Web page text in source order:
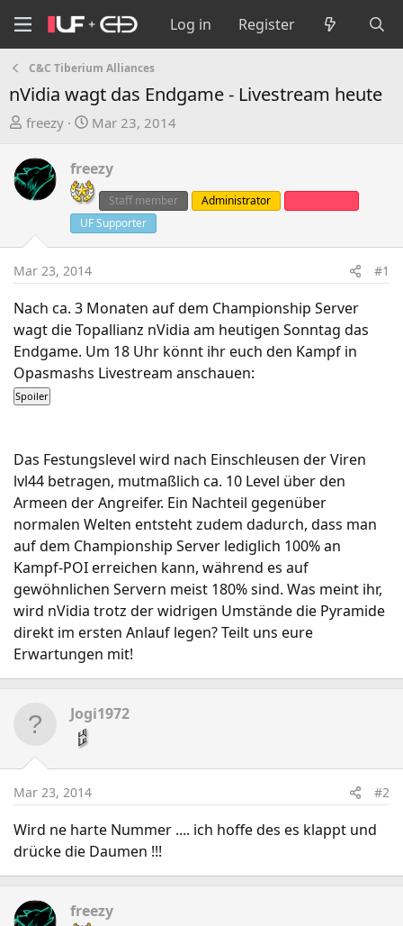
Log in Register
C&C Tiberium Alliances
nVidia wagt das Endgame - Livestream heute
T
r
e
a
s
a
t
e
r
freezy
S
r
t
d
e
Mar 23, 2014
freezy
Staff member Administrator
UF Supporter
Mar 23, 2014 #1
Nach ca. 3 Monaten auf dem Championship Server
wagt die Topallianz nVidia am heutigen Sonntag das
Endgame. Um 18 Uhr könnt ihr euch den Kampf in
Opasmashs Livestream anschauen:
Das Festungslevel wird nach Einschleusen der Viren
lvl44 betragen, mutmaßlich ca. 10 Level über den
Armeen der Angreifer. Ein Nachteil gegenüber
normalen Welten entsteht zudem dadurch, dass man
auf dem Championship Server lediglich 100% an
Kampf-POI erreichen kann, während es auf
gewöhnlichen Servern meist 180% sind. Was meint ihr,
wird nVidia trotz der widrigen Umstände die Pyramide
direkt im ersten Anlauf legen? Teilt uns eure
Erwartungen mit!
Jogi1972
Mar 23, 2014 #2
Wird ne harte Nummer .... ich hoffe des es klappt und
drücke die Daumen !!!
freezy